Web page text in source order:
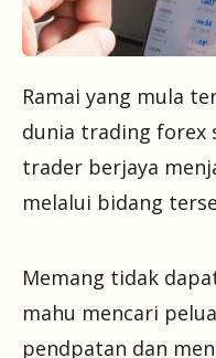
Ramai yang mula
dunia trading forex
trader berjaya
melalui bidang
Memang tidak
mahu mencari
pendpatan dan